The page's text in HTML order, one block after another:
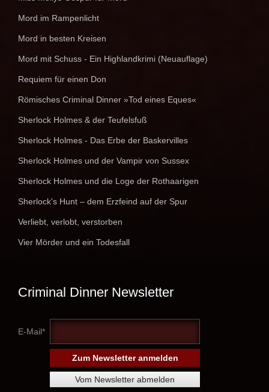
Mord im Rampenlicht
Mord in besten Kreisen
Mord mit Schuss - Ein Highlandkrimi (Neuauflage)
Requiem für einen Don
Römisches Criminal Dinner »Tod eines Eques«
Sherlock Holmes & der Teufelsfuß
Sherlock Holmes - Das Erbe der Baskervilles
Sherlock Holmes und der Vampir von Sussex
Sherlock Holmes und die Loge der Rothaarigen
Sherlock's Hunt – dem Erzfeind auf der Spur
Verliebt, verlobt, verstorben
Vier Mörder und ein Todesfall
Criminal Dinner Newsletter
E-Mail*